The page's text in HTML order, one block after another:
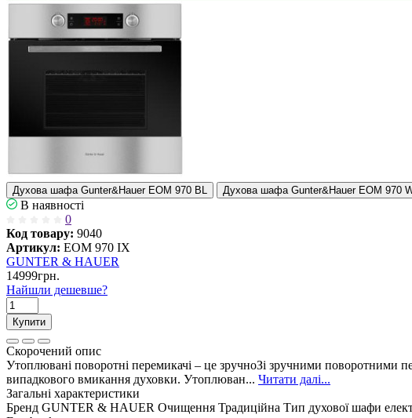
Духова шафа Gunter&Hauer EOM 970 BL Духова шафа Gunter&Hauer EOM 970
В наявності
0
Код товару: 9040
Артикул: EOM 970 IX
GUNTER & HAUER
14999грн.
Найшли дешевше?
Купити
Скорочений опис
Утоплювані поворотні перемикачі – це зручноЗі зручними поворотними
випадкового вмикання духовки. Утоплюван... Читати далі...
Загальні характеристики
Бренд GUNTER & HAUER Очищення Традиційна Тип духової шафи